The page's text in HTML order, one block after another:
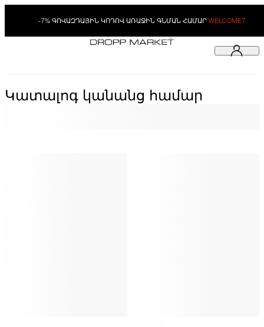
-7% ԳՈՎԱԶԴԱՅԻՆ ԿՈԴՈՎ ԱՌԱՋԻՆ ԳՆՄԱՆ ՀԱՄԱՐ WELCOME7
Կատալոգ կանանց համար